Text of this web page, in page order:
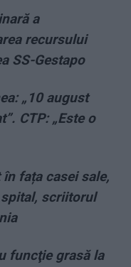
a
recursului
SS-Gestapo
„10 august
CTP: „Este o
în fața casei sale,
scriitorul
funcţie grasă la